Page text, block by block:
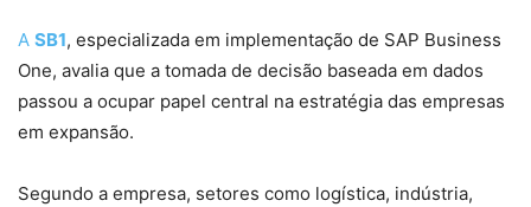
A SB1, especializada em implementação de SAP Business
One, avalia que a tomada de decisão baseada em dados
passou a ocupar papel central na estratégia das empresas
em expansão.
Segundo a empresa, setores como logística, indústria,